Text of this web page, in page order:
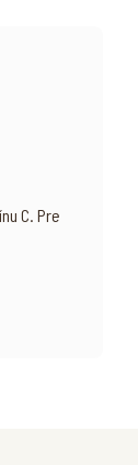
C. Pre